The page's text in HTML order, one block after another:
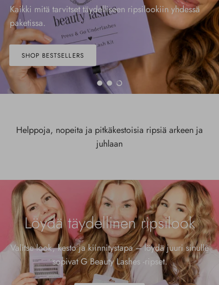
Kaikki mitä tarvitset täydelliseen ripsilookiin yhdessä
paketissa.
SHOP BESTSELLERS
Lataa liukumäki 1 / 3
Lataa liukumäki 2 / 3
Lataa liukumäki 3 / 3
Helppoja, nopeita ja pitkäkestoisia ripsiä arkeen ja
juhlaan
Löydä täydellinen ripsilook
Valitse look, kesto ja kiinnitystapa – löydä juuri sinulle
sopivat G Beauty Lashes -ripset.